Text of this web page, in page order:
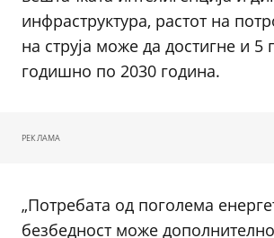
инфраструктура, растот на
на струја може да достигне и 5
годишно по 2030 година.
РЕКЛАМА
„Потребата од поголема
безбедност може